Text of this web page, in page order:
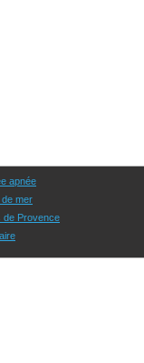
apnée
mer
de Provence